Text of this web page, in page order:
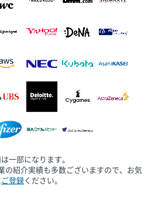
一部になります。
の紹介実績も多数ございますので、お気
ご登録ください。